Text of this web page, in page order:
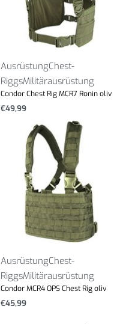
AusrüstungChest-
RiggsMilitärausrüstung
Condor Chest Rig MCR7 Ronin oliv
€49,99
AusrüstungChest-
RiggsMilitärausrüstung
Condor MCR4 OPS Chest Rig oliv
€45,99